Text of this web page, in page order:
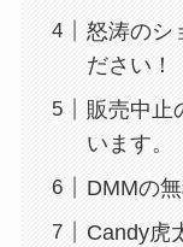
怒涛のシ
ださい！
販売中止
います。
DMMの
Candy虎